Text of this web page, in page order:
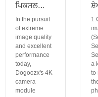
ਪਿਕਸਲ
ਕੈਮਰਾ ਨਵਾਂ
ਸਟਾਰ:
IMX678 4K
ਕੈਮਰਾ
ਮੋਡੀਊਲ ਦਾ
ਅਸਧਾਰਨ
ਸੁਹਜ!
In the pursuit
of extreme
image quality
and excellent
performance
today,
Dogoozx's 4K
camera
module
a
to